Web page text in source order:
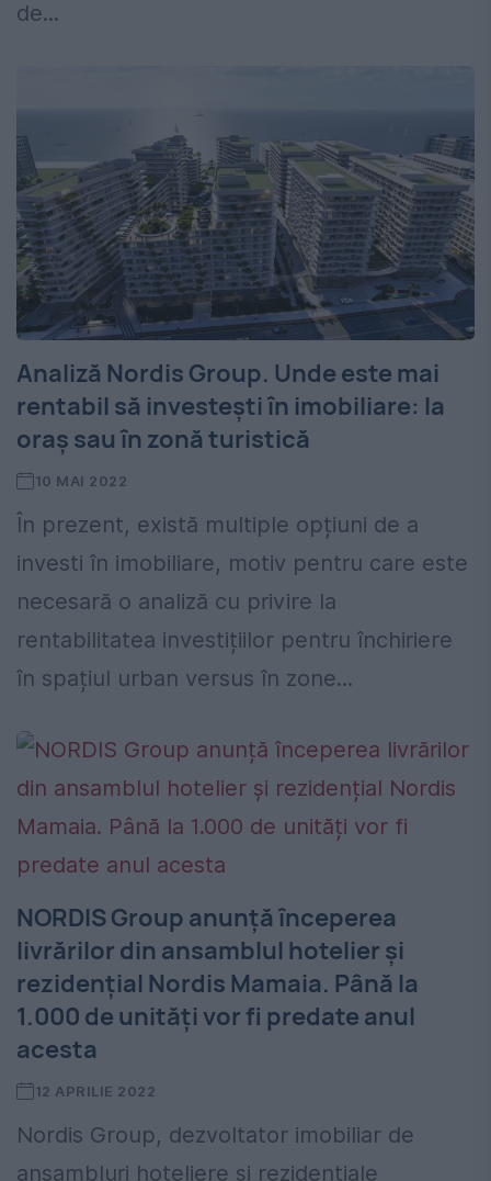
de...
Analiză Nordis Group. Unde este mai
rentabil să investești în imobiliare: la
oraș sau în zonă turistică
10 MAI 2022
În prezent, există multiple opțiuni de a
investi în imobiliare, motiv pentru care este
necesară o analiză cu privire la
rentabilitatea investițiilor pentru închiriere
în spațiul urban versus în zone...
NORDIS Group anunță începerea
livrărilor din ansamblul hotelier și
rezidențial Nordis Mamaia. Până la
1.000 de unități vor fi predate anul
acesta
12 APRILIE 2022
Nordis Group, dezvoltator imobiliar de
ansambluri hoteliere și rezidențiale